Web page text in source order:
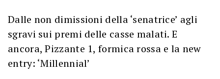
Dalle non dimissioni della ‘senatrice’ agli
sgravi sui premi delle casse malati. E
ancora, Pizzante 1, formica rossa e la new
entry: ‘Millennial’